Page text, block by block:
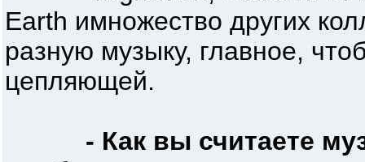
Earth имножество других
разную музыку, главное,
цепляющей.
- Как вы считаете